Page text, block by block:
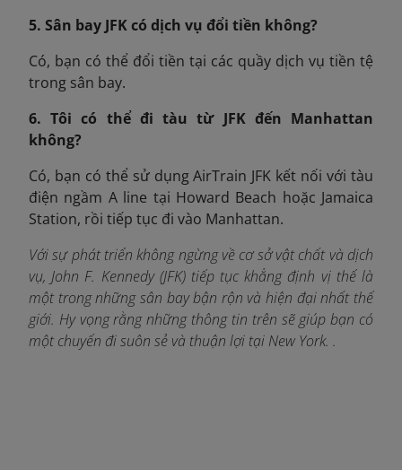
5. Sân bay JFK có dịch vụ đổi tiền không?
Có, bạn có thể đổi tiền tại các quầy dịch vụ tiền tệ
trong sân bay.
6. Tôi có thể đi tàu từ JFK đến Manhattan
không?
Có, bạn có thể sử dụng AirTrain JFK kết nối với tàu
điện ngầm A line tại Howard Beach hoặc Jamaica
Station, rồi tiếp tục đi vào Manhattan.
Với sự phát triển không ngừng về cơ sở vật chất và dịch
vụ, John F. Kennedy (JFK) tiếp tục khẳng định vị thế là
một trong những sân bay bận rộn và hiện đại nhất thế
giới. Hy vọng rằng những thông tin trên sẽ giúp bạn có
một chuyến đi suôn sẻ và thuận lợi tại New York. .